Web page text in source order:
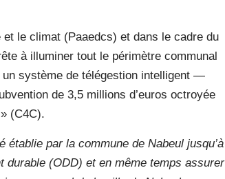
et le climat (Paaedcs) et dans le cadre du
à illuminer tout le périmètre communal
système de télégestion intelligent —
de 3,5 millions d’euros octroyée
(C4C).
par la commune de Nabeul jusqu’à
durable (ODD) et en même temps assurer